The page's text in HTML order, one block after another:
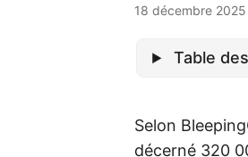
18 décembre 2025
Table
Selon
décerné 320